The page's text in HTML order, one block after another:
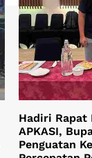
Hadiri Rapat
APKASI,
Penguatan